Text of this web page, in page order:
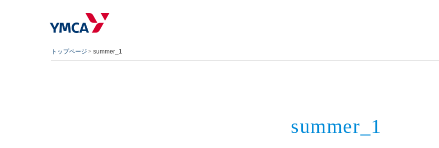
トップページ summer_1
summer_1